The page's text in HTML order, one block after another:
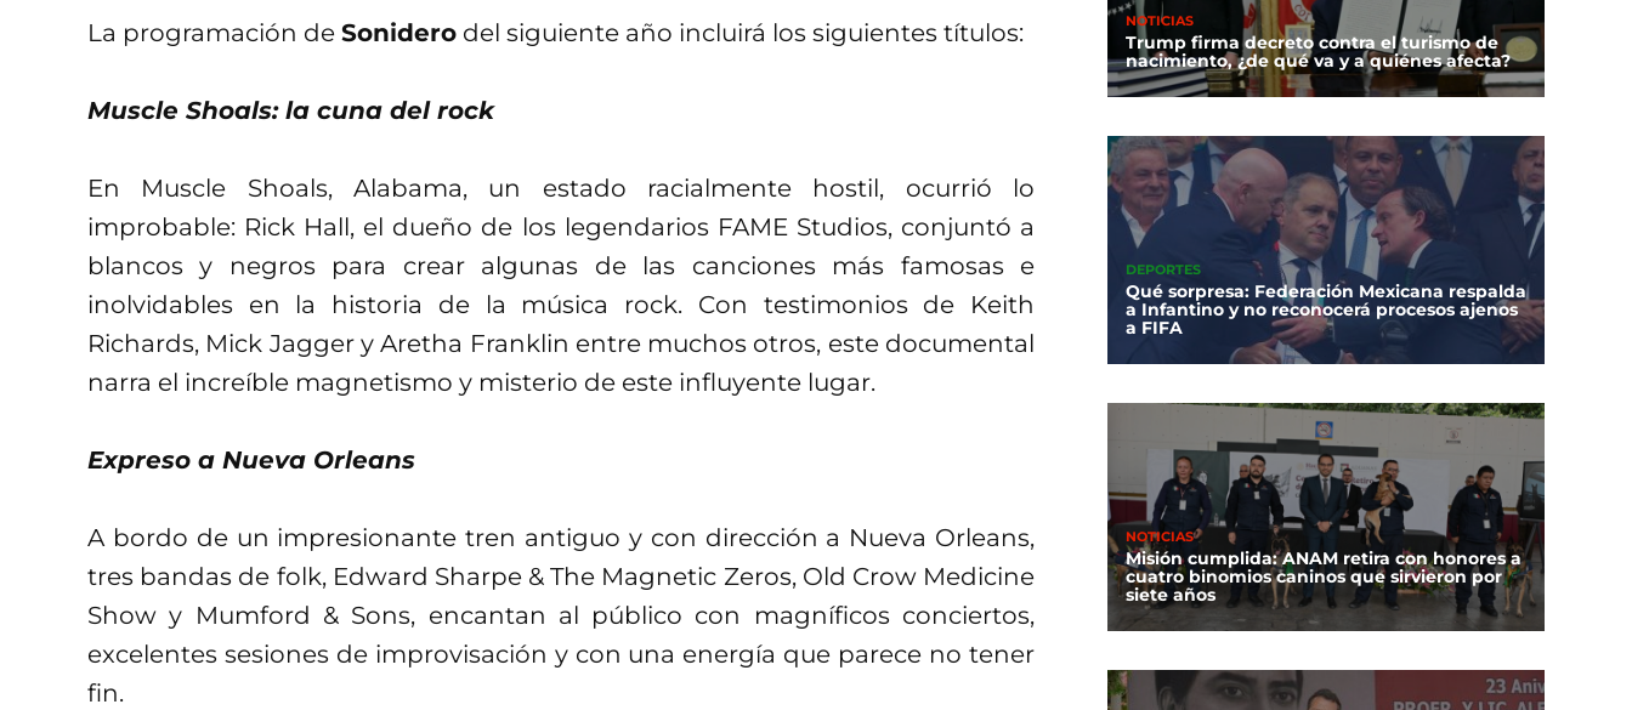
La programación de Sonidero del siguiente año incluirá los siguientes títulos:
Muscle Shoals: la cuna del rock
En Muscle Shoals, Alabama, un estado racialmente hostil, ocurrió lo
improbable: Rick Hall, el dueño de los legendarios FAME Studios, conjuntó a
blancos y negros para crear algunas de las canciones más famosas e
inolvidables en la historia de la música rock. Con testimonios de Keith
Richards, Mick Jagger y Aretha Franklin entre muchos otros, este documental
narra el increíble magnetismo y misterio de este influyente lugar.
Expreso a Nueva Orleans
A bordo de un impresionante tren antiguo y con dirección a Nueva Orleans,
tres bandas de folk, Edward Sharpe & The Magnetic Zeros, Old Crow Medicine
Show y Mumford & Sons, encantan al público con magníficos conciertos,
excelentes sesiones de improvisación y con una energía que parece no tener
fin.
NOTICIAS
Trump firma decreto contra el turismo de
nacimiento, ¿de qué va y a quiénes afecta?
DEPORTES
Qué sorpresa: Federación Mexicana respalda
a Infantino y no reconocerá procesos ajenos
a FIFA
NOTICIAS
Misión cumplida: ANAM retira con honores a
cuatro binomios caninos que sirvieron por
siete años